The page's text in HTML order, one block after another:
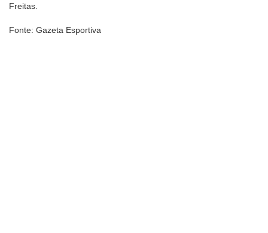
Freitas.
Fonte: Gazeta Esportiva